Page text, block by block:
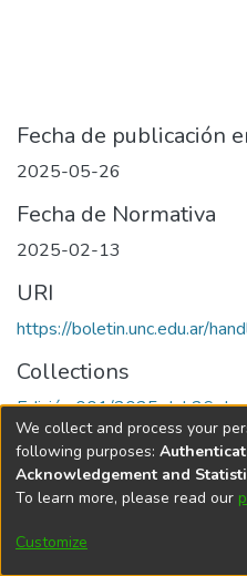
Fecha de publicación
2025-05-26
Fecha de Normativa
2025-02-13
URI
https://boletin.unc.edu.ar/
Collections
Edición 001/2025 del 26 de
Universidad
We collect and process your
following purposes:
Acknowledgement and
To learn more, please read our
Customize